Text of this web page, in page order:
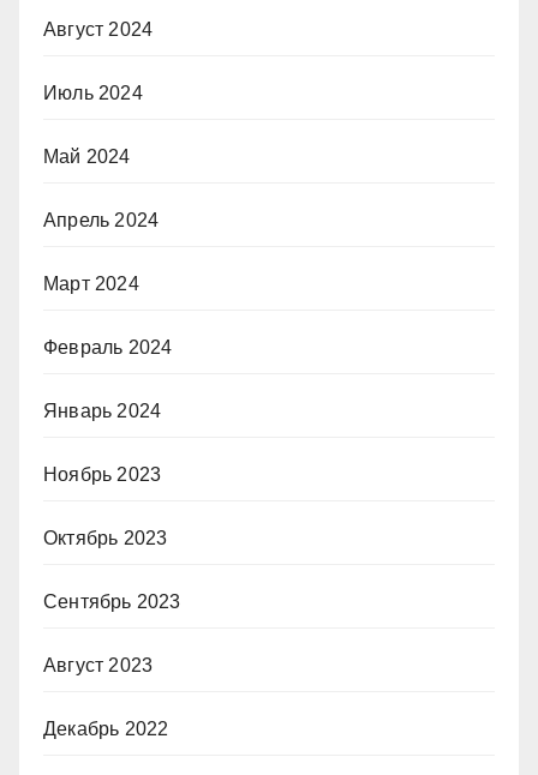
Август 2024
Июль 2024
Май 2024
Апрель 2024
Март 2024
Февраль 2024
Январь 2024
Ноябрь 2023
Октябрь 2023
Сентябрь 2023
Август 2023
Декабрь 2022